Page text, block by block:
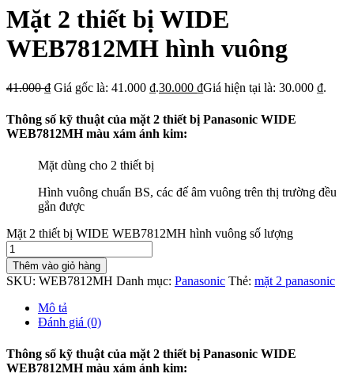
Mặt 2 thiết bị WIDE
WEB7812MH hình vuông
41.000₫ Giá gốc là: 41.000 ₫.30.000 ₫Giá hiện tại là: 30.000 ₫.
Thông số kỹ thuật của mặt 2 thiết bị Panasonic WIDE
WEB7812MH màu xám ánh kim:
Mặt dùng cho 2 thiết bị
Hình vuông chuẩn BS, các đế âm vuông trên thị trường đều
gắn được
Mặt 2 thiết bị WIDE WEB7812MH hình vuông số lượng
Thêm vào giỏ hàng
SKU: WEB7812MH Danh mục: Panasonic Thẻ: mặt 2 panasonic
Mô tả
Đánh giá (0)
Thông số kỹ thuật của mặt 2 thiết bị Panasonic WIDE
WEB7812MH màu xám ánh kim: